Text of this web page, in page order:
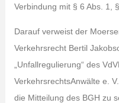
Verbindung mit § 6 Abs. 1,
Darauf verweist der
Verkehrsrecht Bertil
„Unfallregulierung“ des
VerkehrsrechtsAnwälte e.
die Mitteilung des BGH zu